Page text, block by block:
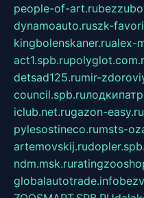
people-of-art.ru
dynamoauto.ruszk-
kingbolenskaner.rualex-
act1.spb.ru
detsad125.rumir-
council.spb.ru
iclub.net.rugazon-easy.ru
pylesostineco.rumsts-
artemovskij.ru
ndm.msk.ru
globalautotrade.info